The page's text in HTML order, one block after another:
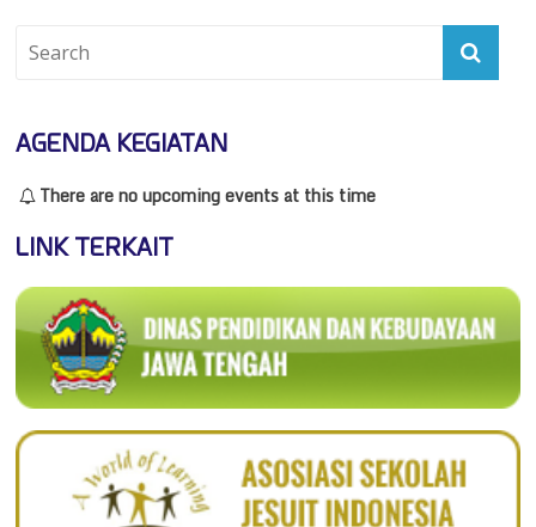
AGENDA KEGIATAN
There are no upcoming events at this time
LINK TERKAIT